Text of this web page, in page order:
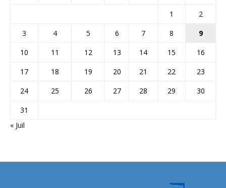
1
2
3
4 5 6 7 8
9
10
11 12 13 14 15
16
17
18 19 20 21 22
23
24
25 26 27 28 29
30
31
« Juil